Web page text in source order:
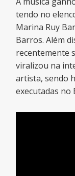
tendo no
Marina Ruy
Barros. Além
recentemente
viralizou na
artista, sendo
executadas no